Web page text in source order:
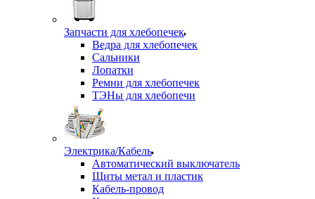
Запчасти для хлебопечек
Ведра для хлебопечек
Сальники
Лопатки
Ремни для хлебопечек
ТЭНы для хлебопечи
Электрика/Кабель
Автоматический выключатель
Щиты метал и пластик
Кабель-провод